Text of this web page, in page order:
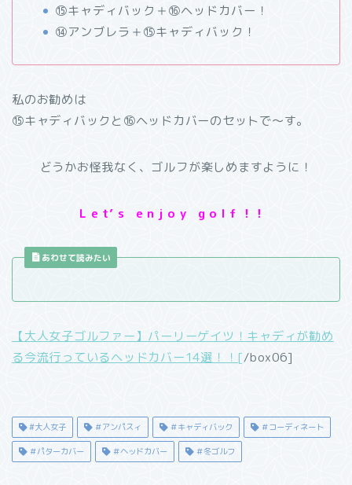
⑮キャディバック＋⑯ヘッドカバー！
⑭アンブレラ＋⑮キャディバック！
私のお勧めは
⑮キャディバックと⑯ヘッドカバーのセットで〜す。
どうかお怪我なく、ゴルフが楽しめますように！
L e t’ s e n j o y g o l f ！！
あわせて読みたい
【大人女子ゴルファー】パーリーゲイツ！キャディが勧め
る今流行っているヘッドカバー14選！！[/box06]
#大人女子 ＃アンパスィ ＃キャディバック ＃コーディネート
＃パターカバー ＃ヘッドカバー ＃冬ゴルフ